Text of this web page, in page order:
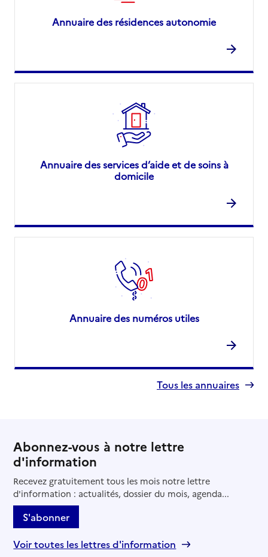
Annuaire des résidences autonomie
Annuaire des services d’aide et de soins à
domicile
Annuaire des numéros utiles
Tous les annuaires
Abonnez-vous à notre lettre
d'information
Recevez gratuitement tous les mois notre lettre
d'information : actualités, dossier du mois, agenda...
S'abonner
Voir toutes les lettres d'information